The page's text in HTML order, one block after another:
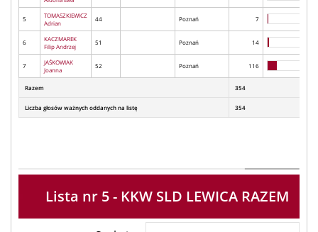
5
TOMASZKIEWICZ
Adrian
44 Poznań 7
6
KACZMAREK
Filip Andrzej
51 Poznań 14
7
JAŚKOWIAK
Joanna
52 Poznań 116
Razem 354
Liczba głosów ważnych oddanych na listę 354
Lista nr 5 - KKW SLD LEWICA RAZEM